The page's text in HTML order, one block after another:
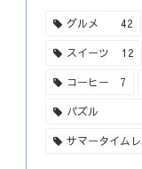
グルメ 42
スイーツ 12
コーヒー 7
パズル
サマータイム